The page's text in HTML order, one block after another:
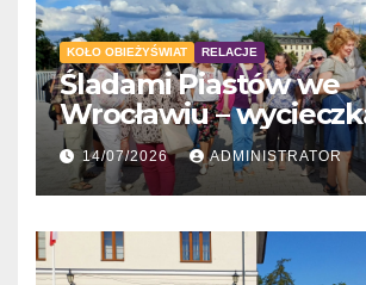
KOŁO OBIEŻYŚWIAT RELACJE
Śladami Piastów we
Wrocławiu –
Obieżyświat
14/07/2026 ADMINISTRATOR